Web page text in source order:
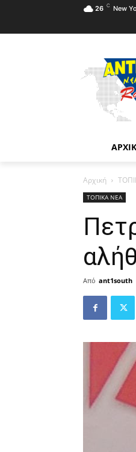
26 C New
Αρχική
ΤΟΠΙΚΑ ΝΕΑ
Από ant1south